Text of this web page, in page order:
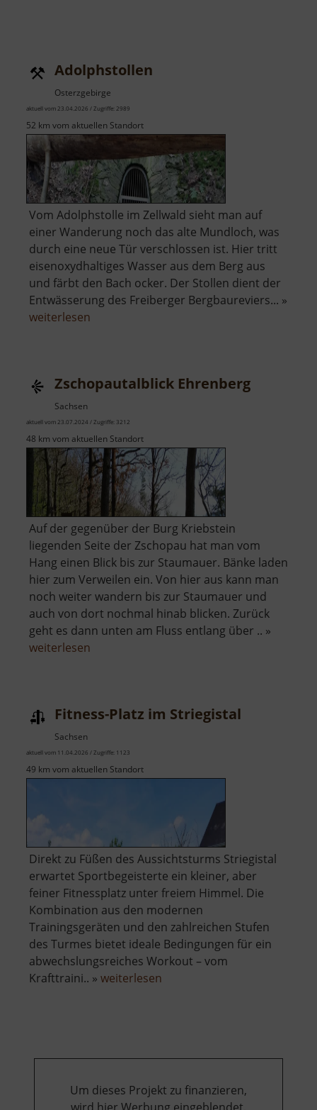
Adolphstollen
Osterzgebirge
aktuell vom 23.04.2026 / Zugriffe: 2989
52 km vom aktuellen Standort
Vom Adolphstolle im Zellwald sieht man auf
einer Wanderung noch das alte Mundloch, was
durch eine neue Tür verschlossen ist. Hier tritt
eisenoxydhaltiges Wasser aus dem Berg aus
und färbt den Bach ocker. Der Stollen dient der
Entwässerung des Freiberger Bergbaureviers... »
weiterlesen
Zschopautalblick Ehrenberg
Sachsen
aktuell vom 23.07.2024 / Zugriffe: 3212
48 km vom aktuellen Standort
Auf der gegenüber der Burg Kriebstein
liegenden Seite der Zschopau hat man vom
Hang einen Blick bis zur Staumauer. Bänke laden
hier zum Verweilen ein. Von hier aus kann man
noch weiter wandern bis zur Staumauer und
auch von dort nochmal hinab blicken. Zurück
geht es dann unten am Fluss entlang über .. »
weiterlesen
Fitness-Platz im Striegistal
Sachsen
aktuell vom 11.04.2026 / Zugriffe: 1123
49 km vom aktuellen Standort
​Direkt zu Füßen des Aussichtsturms Striegistal
erwartet Sportbegeisterte ein kleiner, aber
feiner Fitnessplatz unter freiem Himmel. Die
Kombination aus den modernen
Trainingsgeräten und den zahlreichen Stufen
des Turmes bietet ideale Bedingungen für ein
abwechslungsreiches Workout – vom
Krafttraini.. » weiterlesen
Um dieses Projekt zu finanzieren,